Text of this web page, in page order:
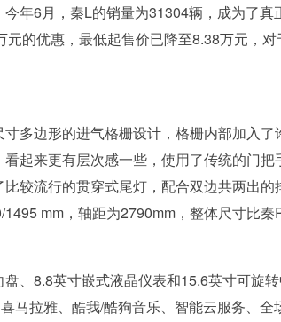
年6月，秦L的销量为31304辆，成为了
元的优惠，最低起售价已降至8.38万元，
多边形的进气格栅设计，格栅内部加入了
起来更有层次感一些，使用了传统的门
较流行的贯穿式尾灯，配合双边共两出的
mm，轴距为2790mm，整体尺寸比秦
、8.8英寸嵌式液晶仪表和15.6英寸可旋
马拉雅、酷我/酷狗音乐、智能云服务、